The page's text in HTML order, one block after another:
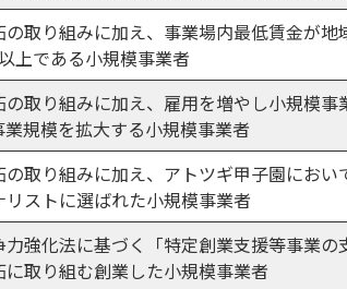
の取り組みに加え、事業場内最低賃金が地
上である小規模事業者
の取り組みに加え、雇用を増やし小規模事
業規模を拡大する小規模事業者
の取り組みに加え、アトツギ甲子園におい
リストに選ばれた小規模事業者
力強化法に基づく「特定創業支援等事業の
に取り組む創業した小規模事業者